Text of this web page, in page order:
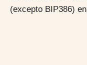
(excepto BIP386)